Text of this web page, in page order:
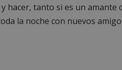
hacer, tanto si es un amante
la noche con nuevos